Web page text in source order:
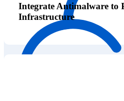
Integrate Antimalware to
Infrastructure